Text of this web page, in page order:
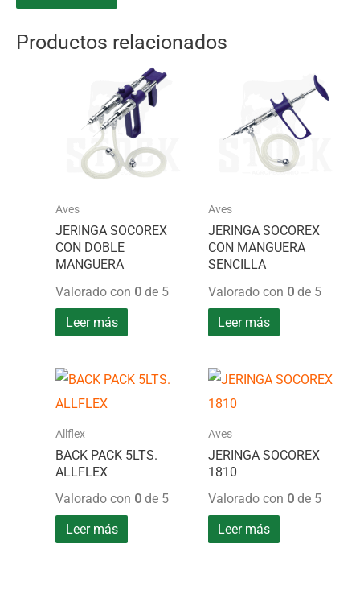
Productos relacionados
Aves
JERINGA SOCOREX
CON DOBLE
MANGUERA
Valorado con 0 de 5
Leer más
Aves
JERINGA SOCOREX
CON MANGUERA
SENCILLA
Valorado con 0de 5
Leer más
Allflex
BACK PACK 5LTS.
ALLFLEX
Valorado con 0 de 5
Leer más
Aves
JERINGA SOCOREX
1810
Valorado con 0de 5
Leer más